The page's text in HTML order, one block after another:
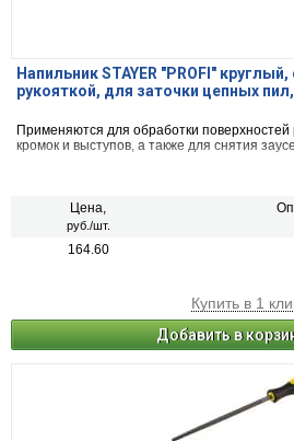
Напильник STAYER "PROFI"
рукояткой, для заточки цепных
Применяются для обработки
кромок и выступов, а также для снятия
Цена,
руб./шт.
164.60
Купить в 1
Добавить в